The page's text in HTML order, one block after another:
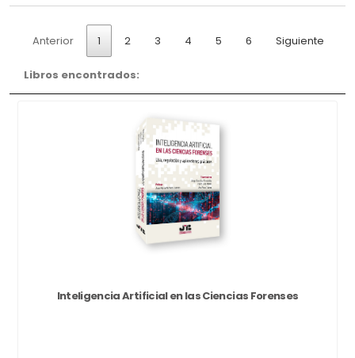
Anterior 1 2 3 4 5 6 Siguiente
Libros encontrados:
Inteligencia Artificial en las Ciencias Forenses